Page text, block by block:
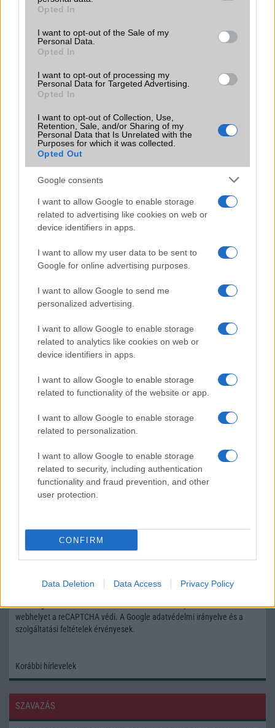
grant or deny consent to Google and its third-party tags to
use your data for below specified purposes in below Google
consent section.
Opted In
I want to opt-out of the Sale of my
Personal Data.
Opted In
I want to opt-out of processing my
Personal Data for Targeted Advertising.
Opted In
I want to opt-out of Collection, Use,
Retention, Sale, and/or Sharing of my
Personal Data that Is Unrelated with the
Purposes for which it was collected.
Opted Out
Google consents
I want to allow Google to enable storage
related to advertising like cookies on web or
device identifiers in apps.
I want to allow my user data to be sent to
Google for online advertising purposes.
I want to allow Google to send me
personalized advertising.
I want to allow Google to enable storage
related to analytics like cookies on web or
device identifiers in apps.
I want to allow Google to enable storage
related to functionality of the website or app.
I want to allow Google to enable storage
related to personalization.
I want to allow Google to enable storage
related to security, including authentication
functionality and fraud prevention, and other
user protection.
CONFIRM
Data Deletion Data Access Privacy Policy
Motorola
Samsung
Xiaomi
ZTE
Mennyibe kerül
Keressen a telefonboltok ajánlatai között!
TELEFONOK GYORSLISTA
Márka :
Feliratkozás a Telefonguru ingyenes hírlevelére
Elfogadom azAdatvédelmi és Adatkezelési TájékoztatótEzt a
webhelyet a reCAPTCHA védi. A Google adatvédelmi irányelve és a
szolgáltatási feltételek érvényesek.
Korábbi hírlevelek
SZAVAZÁS